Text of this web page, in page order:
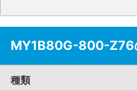
MY1B80G-800-Z76
種類